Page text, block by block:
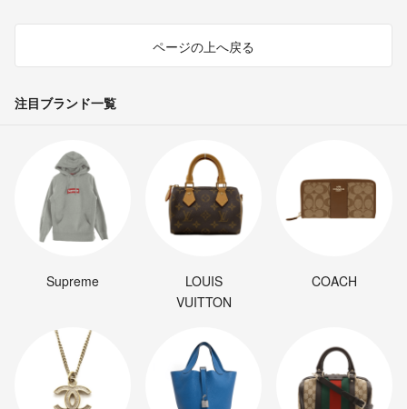
ページの上へ戻る
注目ブランド一覧
Supreme
LOUIS
VUITTON
COACH